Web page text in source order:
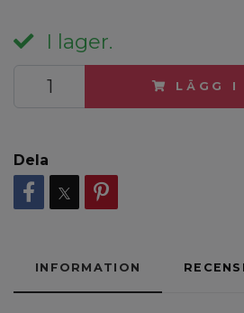
I lager.
LÄGG I
Dela
INFORMATION